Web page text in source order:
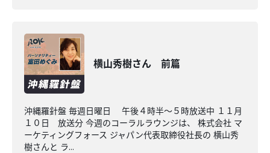
横山秀樹さん 前篇
沖縄羅針盤 毎週日曜日 午後４時半～５時放送中 １１月
１０日 放送分 今週のコーラルラウンジは、 株式会社 マ
ーケティングフォース ジャパン代表取締役社長の 横山秀
樹さんと ラ...